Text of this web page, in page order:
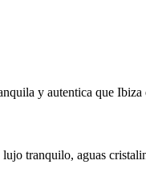
y autentica que
tranquilo, aguas